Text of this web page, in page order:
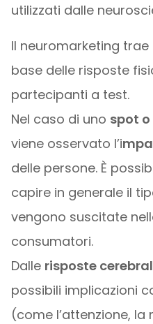
utilizzati dalle
Il neuromarketing
base delle risposte
partecipanti a test.
Nel caso di uno spot
viene osservato l’i
delle persone. È
capire in generale il
vengono suscitate
consumatori.
Dalle risposte
possibili implicazioni
(come l’attenzione, la